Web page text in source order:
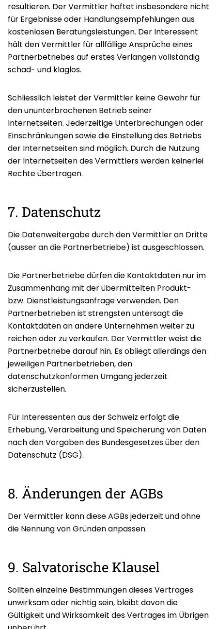
resultieren. Der Vermittler haftet insbesondere nicht
für Ergebnisse oder Handlungsempfehlungen aus
kostenlosen Beratungsleistungen. Der Interessent
hält den Vermittler für allfällige Ansprüche eines
Partnerbetriebes auf erstes Verlangen vollständig
schad- und klaglos.
Schliesslich leistet der Vermittler keine Gewähr für
den ununterbrochenen Betrieb seiner
Internetseiten. Jederzeitige Unterbrechungen oder
Einschränkungen sowie die Einstellung des Betriebs
der Internetseiten sind möglich. Durch die Nutzung
der Internetseiten des Vermittlers werden keinerlei
Rechte übertragen.
7. Datenschutz
Die Datenweitergabe durch den Vermittler an Dritte
(ausser an die Partnerbetriebe) ist ausgeschlossen.
Die Partnerbetriebe dürfen die Kontaktdaten nur im
Zusammenhang mit der übermittelten Produkt-
bzw. Dienstleistungsanfrage verwenden. Den
Partnerbetrieben ist strengsten untersagt die
Kontaktdaten an andere Unternehmen weiter zu
reichen oder zu verkaufen. Der Vermittler weist die
Partnerbetriebe darauf hin. Es obliegt allerdings den
jeweiligen Partnerbetrieben, den
datenschutzkonformen Umgang jederzeit
sicherzustellen.
Für Interessenten aus der Schweiz erfolgt die
Erhebung, Verarbeitung und Speicherung von Daten
nach den Vorgaben des Bundesgesetzes über den
Datenschutz (DSG).
8. Änderungen der AGBs
Der Vermittler kann diese AGBs jederzeit und ohne
die Nennung von Gründen anpassen.
9. Salvatorische Klausel
Sollten einzelne Bestimmungen dieses Vertrages
unwirksam oder nichtig sein, bleibt davon die
Gültigkeit und Wirksamkeit des Vertrages im Übrigen